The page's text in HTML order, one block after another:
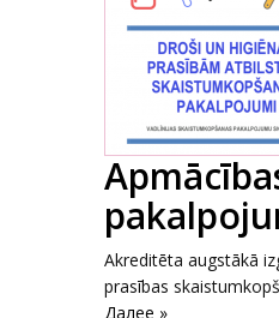
Akreditēta augstākā
prasības
Далее »